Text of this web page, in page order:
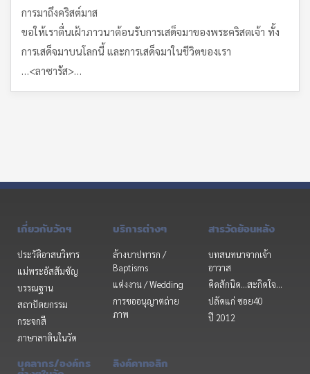
การมาถึงคริสต์มาส
ขอให้เราตื่นเฝ้าภาวนาต้อนรับการเสด็จมาของพระคริสตเจ้า ทั้ง
การเสด็จมาบนโลกนี้ และการเสด็จมาในชีวิตของเรา
…<ลาซารัส>…
เกี่ยวกับวัดฯ
ประวัติอาสนวิหาร
แม่พระอัสสัมชัญ
บรรณฐาน
สถาปัตยกรรม
กระจกสี
ภาษาลาตินในวัด
บริการต่างๆ
ล้างบาปทารก /
Baptisms
แต่งงาน / Wedding
การขออนุญาตถ่าย
ภาพ
สารวัดย้อนหลัง
บทสนทนาจากเจ้า
อาวาส
คิดสักนิด...สะกิดใจ...
ปลัดแก่ ซอย40
ปี 2012
บุคลากร/องค์กร ลิงค์คาทอลิก